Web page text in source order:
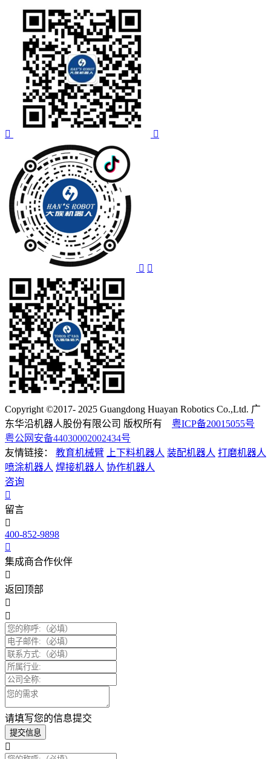
Copyright ©2017- 2025 Guangdong Huayan Robotics Co.,Ltd. 广
东华沿机器人股份有限公司 版权所有 粤ICP备20015055号
粤公网安备44030002002434号
友情链接：
教育机械臂 上下料机器人 装配机器人 打磨机器人
喷涂机器人 焊接机器人 协作机器人
咨询
留言
400-852-9898
集成商合作伙伴
返回顶部
请填写您的信息提交
提交信息